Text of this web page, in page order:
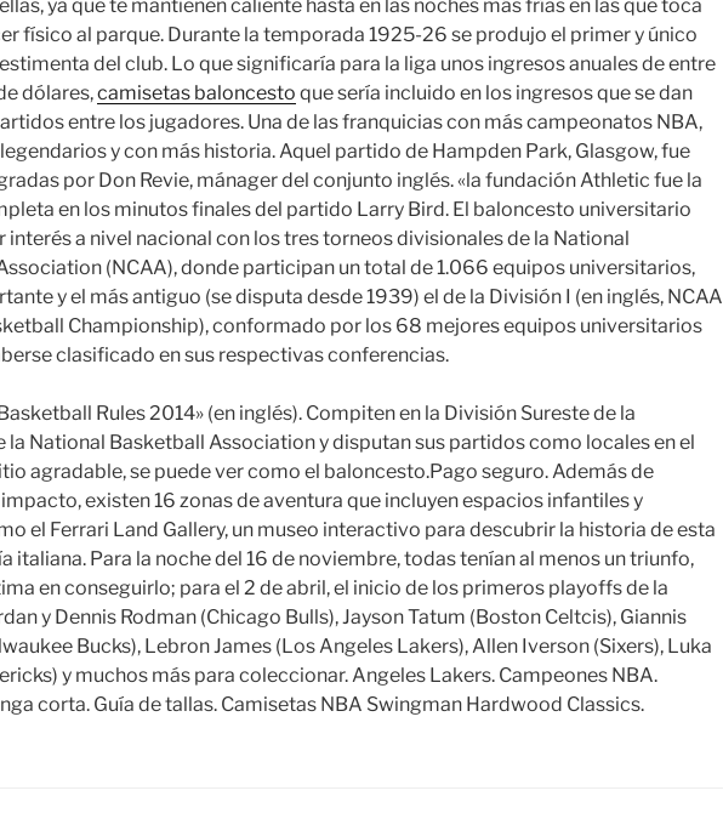
ya que te mantienen caliente hasta en las noches más frías en las que toca
físico al parque. Durante la temporada 1925-26 se produjo el primer y único
del club. Lo que significaría para la liga unos ingresos anuales de entre
dólares,camisetas baloncesto que sería incluido en los ingresos que se dan
entre los jugadores. Una de las franquicias con más campeonatos NBA,
y con más historia. Aquel partido de Hampden Park, Glasgow, fue
por Don Revie, mánager del conjunto inglés. «la fundación Athletic fue la
en los minutos finales del partido Larry Bird. El baloncesto universitario
interés a nivel nacional con los tres torneos divisionales de la National
(NCAA), donde participan un total de 1.066 equipos universitarios,
y el más antiguo (se disputa desde 1939) el de la División I (en inglés, NCAA
Championship), conformado por los 68 mejores equipos universitarios
clasificado en sus respectivas conferencias.
Rules 2014» (en inglés). Compiten en la División Sureste de la
la National Basketball Association y disputan sus partidos como locales en el
agradable, se puede ver como el baloncesto.Pago seguro. Además de
existen 16 zonas de aventura que incluyen espacios infantiles y
el Ferrari Land Gallery, un museo interactivo para descubrir la historia de esta
italiana. Para la noche del 16 de noviembre, todas tenían al menos un triunfo,
en conseguirlo; para el 2 de abril, el inicio de los primeros playoffs de la
y Dennis Rodman (Chicago Bulls), Jayson Tatum (Boston Celtcis), Giannis
Bucks), Lebron James (Los Angeles Lakers), Allen Iverson (Sixers), Luka
y muchos más para coleccionar. Angeles Lakers. Campeones NBA.
corta. Guía de tallas. Camisetas NBA Swingman Hardwood Classics.